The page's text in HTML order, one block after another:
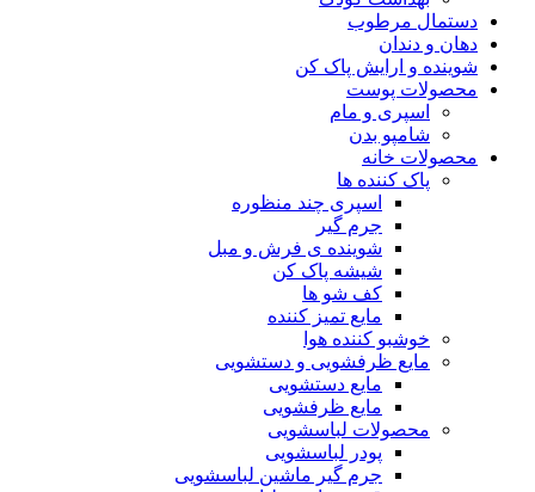
دستمال مرطوب
دهان و دندان
شوینده و ارایش پاک کن
محصولات پوست
اسپری و مام
شامپو بدن
محصولات خانه
پاک کننده ها
اسپری چند منظوره
جرم گیر
شوینده ی فرش و مبل
شیشه پاک کن
کف شو ها
مایع تمیز کننده
خوشبو کننده هوا
مایع ظرفشویی و دستشویی
مایع دستشویی
مایع ظرفشویی
محصولات لباسشویی
پودر لباسشویی
جرم گیر ماشین لباسشویی